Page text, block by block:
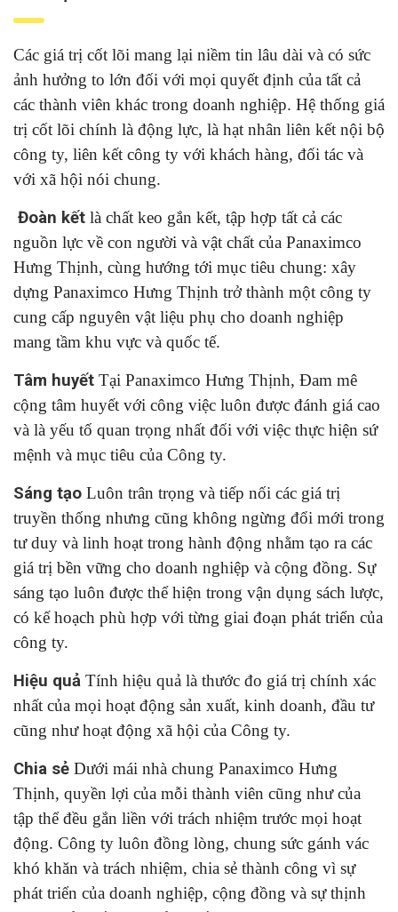
Các giá trị cốt lõi mang lại niềm tin lâu dài và có sức
ảnh hưởng to lớn đối với mọi quyết định của tất cả
các thành viên khác trong doanh nghiệp. Hệ thống giá
trị cốt lõi chính là động lực, là hạt nhân liên kết nội bộ
công ty, liên kết công ty với khách hàng, đối tác và
với xã hội nói chung.
Đoàn kết là chất keo gắn kết, tập hợp tất cả các
nguồn lực về con người và vật chất của Panaximco
Hưng Thịnh, cùng hướng tới mục tiêu chung: xây
dựng Panaximco Hưng Thịnh trở thành một công ty
cung cấp nguyên vật liệu phụ cho doanh nghiệp
mang tầm khu vực và quốc tế.
Tâm huyết Tại Panaximco Hưng Thịnh, Đam mê
cộng tâm huyết với công việc luôn được đánh giá cao
và là yếu tố quan trọng nhất đối với việc thực hiện sứ
mệnh và mục tiêu của Công ty.
Sáng tạo Luôn trân trọng và tiếp nối các giá trị
truyền thống nhưng cũng không ngừng đổi mới trong
tư duy và linh hoạt trong hành động nhằm tạo ra các
giá trị bền vững cho doanh nghiệp và cộng đồng. Sự
sáng tạo luôn được thể hiện trong vận dụng sách lược,
có kế hoạch phù hợp với từng giai đoạn phát triển của
công ty.
Hiệu quả Tính hiệu quả là thước đo giá trị chính xác
nhất của mọi hoạt động sản xuất, kinh doanh, đầu tư
cũng như hoạt động xã hội của Công ty.
Chia sẻ Dưới mái nhà chung Panaximco Hưng
Thịnh, quyền lợi của mỗi thành viên cũng như của
tập thể đều gắn liền với trách nhiệm trước mọi hoạt
động. Công ty luôn đồng lòng, chung sức gánh vác
khó khăn và trách nhiệm, chia sẻ thành công vì sự
phát triển của doanh nghiệp, cộng đồng và sự thịnh